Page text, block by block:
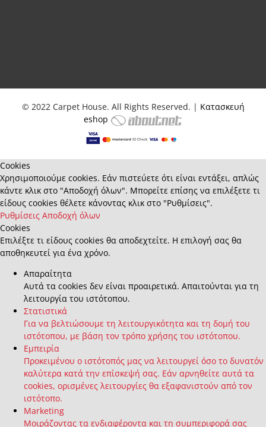
© 2022 Carpet House. All Rights Reserved. | Κατασκευή
eshop
Cookies
Χρησιμοποιούμε cookies. Εάν πιστεύετε ότι είναι εντάξει, απλώς
κάντε κλικ στο "Αποδοχή όλων". Μπορείτε επίσης να επιλέξετε τι
είδους cookies θέλετε κάνοντας κλικ στο "Ρυθμίσεις".
Ρυθμίσεις Αποδοχή όλων
Cookies
Επιλέξτε τι είδους cookies θα αποδεχτείτε. Η επιλογή σας θα
αποθηκευτεί για ένα χρόνο.
Απαραίτητα
Αυτά τα cookies δεν είναι προαιρετικά. Απαιτούνται για τη
λειτουργία του ιστότοπου.
Στατιστικά
Για να βελτιώσουμε τη λειτουργικότητα και τη δομή του
ιστότοπου, με βάση τον τρόπο χρήσης του ιστότοπου.
Εμπειρία
Προκειμένου ο ιστότοπός μας να λειτουργεί όσο το δυνατόν
καλύτερα κατά την επίσκεψή σας. Εάν αρνηθείτε αυτά τα
cookies, ορισμένες λειτουργίες θα εξαφανιστούν από τον
ιστότοπο.
Marketing
Μοιράζοντας τα ενδιαφέροντα και τη συμπεριφορά σας